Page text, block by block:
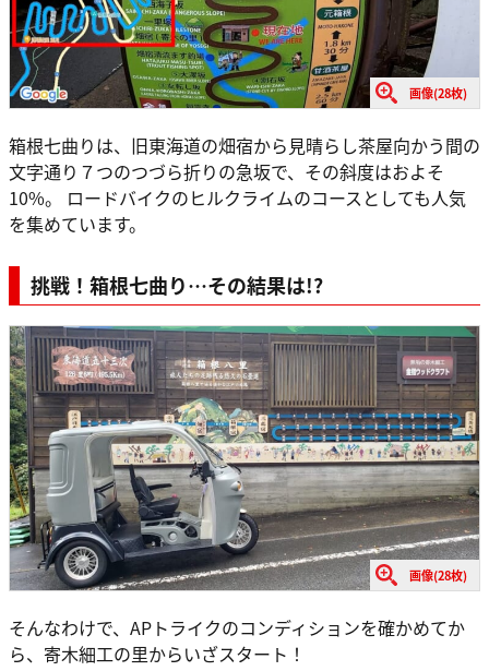
画像(28枚)
箱根七曲りは、旧東海道の畑宿から見晴らし茶屋向かう間の
文字通り７つのつづら折りの急坂で、その斜度はおよそ
10%。 ロードバイクのヒルクライムのコースとしても人気
を集めています。
挑戦！箱根七曲り…その結果は!?
画像(28枚)
そんなわけで、APトライクのコンディションを確かめてか
ら、寄木細工の里からいざスタート！